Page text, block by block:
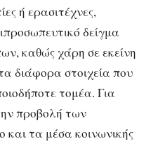
ή ερασιτέχνες,
δείγμα
καθώς χάρη σε εκείνη
διάφορα στοιχεία που
τομέα. Για
προβολή των
τα μέσα κοινωνικής